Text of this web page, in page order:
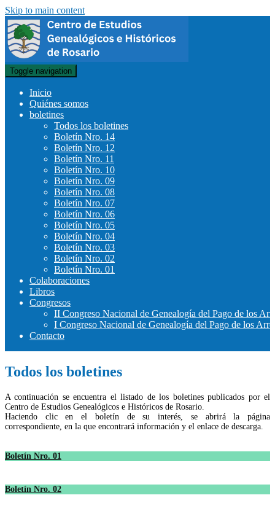
Skip to main content
Toggle navigation
Inicio
Quiénes somos
boletines
Todos los boletines
Boletín Nro. 14
Boletín Nro. 12
Boletín Nro. 11
Boletín Nro. 10
Boletín Nro. 09
Boletín Nro. 08
Boletín Nro. 07
Boletín Nro. 06
Boletín Nro. 05
Boletín Nro. 04
Boletín Nro. 03
Boletín Nro. 02
Boletín Nro. 01
Colaboraciones
Libros
Congresos
II Congreso Nacional de Genealogía del Pago de los
I Congreso Nacional de Genealogía del Pago de los
Contacto
Todos los boletines
A continuación se encuentra el listado de los boletines publicados por el
Centro de Estudios Genealógicos e Históricos de Rosario.
Haciendo clic en el boletín de su interés, se abrirá la página
correspondiente, en la que encontrará información y el enlace de descarga.
Boletín Nro. 01
Boletín Nro. 02